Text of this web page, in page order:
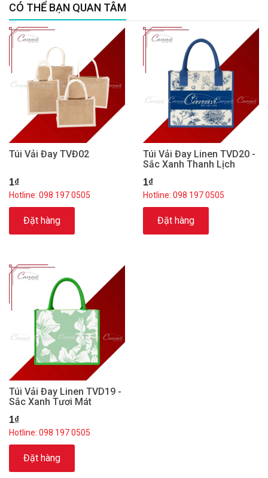
CÓ THỂ BẠN QUAN TÂM
Túi Vải Đay TVĐ02
1₫
Hotline: 098 197 0505
Đặt hàng
Túi Vải Đay Linen TVD20 -
Sắc Xanh Thanh Lịch
1₫
Hotline: 098 197 0505
Đặt hàng
Túi Vải Đay Linen TVD19 -
Sắc Xanh Tươi Mát
1₫
Hotline: 098 197 0505
Đặt hàng